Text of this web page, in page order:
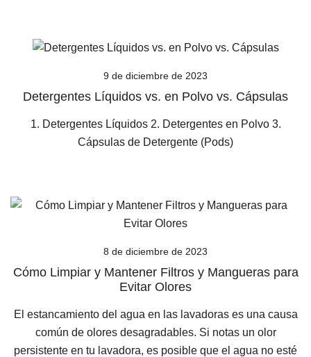
9 de diciembre de 2023
Detergentes Líquidos vs. en Polvo vs. Cápsulas
1. Detergentes Líquidos 2. Detergentes en Polvo 3.
Cápsulas de Detergente (Pods)
8 de diciembre de 2023
Cómo Limpiar y Mantener Filtros y Mangueras para
Evitar Olores
El estancamiento del agua en las lavadoras es una causa
común de olores desagradables. Si notas un olor
persistente en tu lavadora, es posible que el agua no esté